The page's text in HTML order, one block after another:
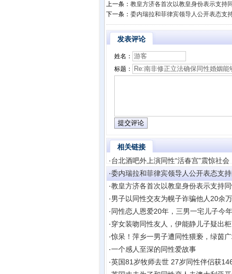
上一条： 教皇方济各首次以教皇身份表示支持
下一条： 委内瑞拉和菲律宾领导人公开表态支
发表评论
姓名：
标题：
相关链接
·台北酒吧外上演同性“活春宫”震惊社会
·委内瑞拉和菲律宾领导人公开表态支
·教皇方济各首次以教皇身份表示支持
·男子以同性交友为幌子诈骗他人20余
·同性恋人恩爱20年，三男一宅儿子今
·穿女装吻同性友人，伊能静儿子疑出柜
·惊呆！萍乡一男子遭同性猥亵，绿茵
·一个感人至深的同性爱故事
·英国81岁牧师去世 27岁同性伴侣获